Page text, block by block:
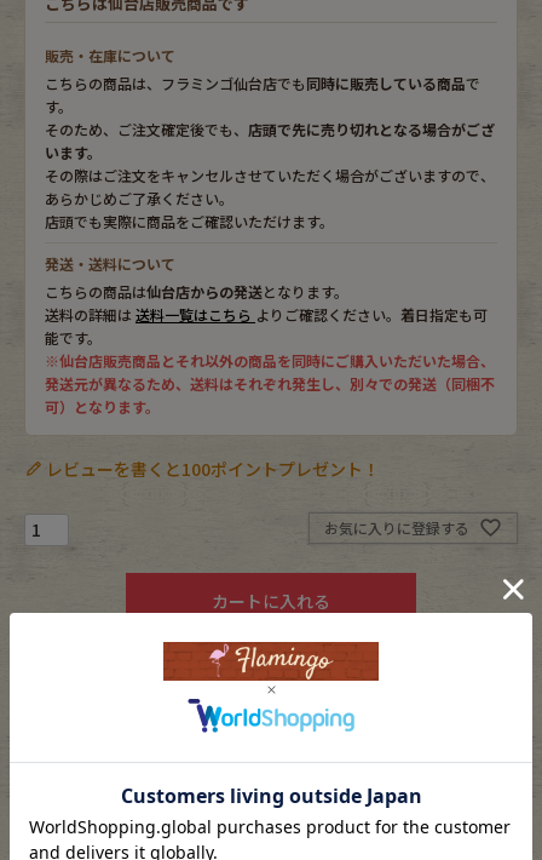
Accessory Shoes
Belt
Keyring vintage bicycle
FAFATT
販売・在庫について
こちらの商品は、フラミンゴ仙台店でも同時に販売している商品で
す。
そのため、ご注文確定後でも、 店頭で先に売り切れとなる場合がござ
います。
その際はご注文をキャンセルさせていただく場合がございますので、
あらかじめご了承ください。
店頭でも実際に商品をご確認いただけます。
発送・送料について
こちらの商品は仙台店からの発送となります。
送料の詳細は 送料一覧はこちら よりご確認ください。着日指定も可
能です。
※仙台店販売商品とそれ以外の商品を同時にご購入いただいた場合、
発送元が異なるため、送料はそれぞれ発生し、別々での発送（同梱不
可）となります。
レビューを書くと100ポイントプレゼント！
お気に入りに登録する
カートに入れる
メタル/metal
シルバー/silver
ブランド